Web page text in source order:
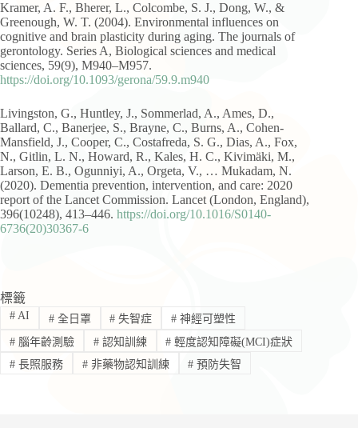
Kramer, A. F., Bherer, L., Colcombe, S. J., Dong, W., &
Greenough, W. T. (2004). Environmental influences on
cognitive and brain plasticity during aging. The journals of
gerontology. Series A, Biological sciences and medical
sciences, 59(9), M940–M957.
https://doi.org/10.1093/gerona/59.9.m940
Livingston, G., Huntley, J., Sommerlad, A., Ames, D.,
Ballard, C., Banerjee, S., Brayne, C., Burns, A., Cohen-
Mansfield, J., Cooper, C., Costafreda, S. G., Dias, A., Fox,
N., Gitlin, L. N., Howard, R., Kales, H. C., Kivimäki, M.,
Larson, E. B., Ogunniyi, A., Orgeta, V., … Mukadam, N.
(2020). Dementia prevention, intervention, and care: 2020
report of the Lancet Commission. Lancet (London, England),
396(10248), 413–446. https://doi.org/10.1016/S0140-
6736(20)30367-6
標籤
#AI #全日罩 # 失智症 # 神經可塑性
#腦年齡測驗 #認知訓練 # 輕度認知障礙(MCI)症狀
#長照服務 #非藥物認知訓練 # 預防失智